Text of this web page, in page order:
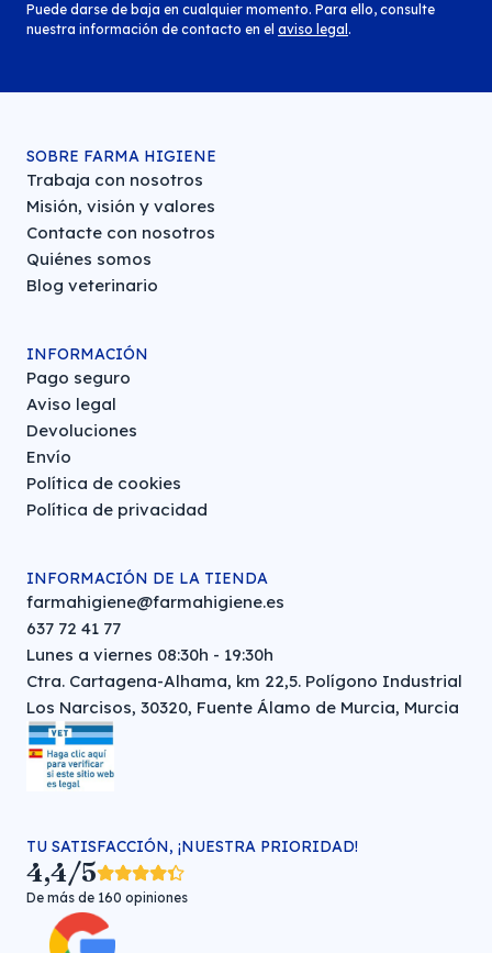
Puede darse de baja en cualquier momento. Para ello, consulte
nuestra información de contacto en el aviso legal .
SOBRE FARMA HIGIENE
Trabaja con nosotros
Misión, visión y valores
Contacte con nosotros
Quiénes somos
Blog veterinario
INFORMACIÓN
Pago seguro
Aviso legal
Devoluciones
Envío
Política de cookies
Política de privacidad
INFORMACIÓN DE LA TIENDA
farmahigiene@farmahigiene.es
637 72 41 77
Lunes a viernes 08:30h - 19:30h
Ctra. Cartagena-Alhama, km 22,5. Polígono Industrial
Los Narcisos, 30320, Fuente Álamo de Murcia, Murcia
TU SATISFACCIÓN, ¡NUESTRA PRIORIDAD!
4,4/5
De más de 160 opiniones